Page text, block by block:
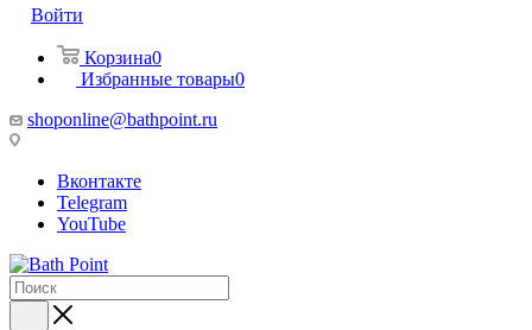
Войти
Корзина0
Избранные товары0
shoponline@bathpoint.ru
Вконтакте
Telegram
YouTube